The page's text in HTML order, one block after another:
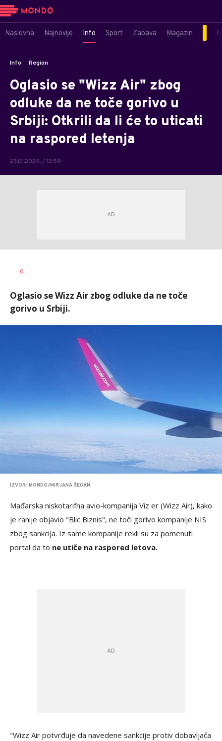
Naslovna Najnovije Info Sport Zabava Magazin
Info Region
Oglasio se "Wizz Air" zbog
odluke da ne toče gorivo u
Srbiji: Otkrili da li će to uticati
na raspored letenja
23.01.2025. / 12:59
AUTOR
0
Oglasio se Wizz Air zbog odluke da ne toče
gorivo u Srbiji.
IZVOR: MONDO/MIRJANA ŠEGAN
Mađarska niskotarifna avio-kompanija Viz er (Wizz Air), kako
je ranije objavio "Blic Biznis", ne toči gorivo kompanije NIS
zbog sankcija. Iz same kompanije rekli su za pomenuti
portal da to ne utiče na raspored letova.
"Wizz Air potvrđuje da navedene sankcije protiv dobavljača